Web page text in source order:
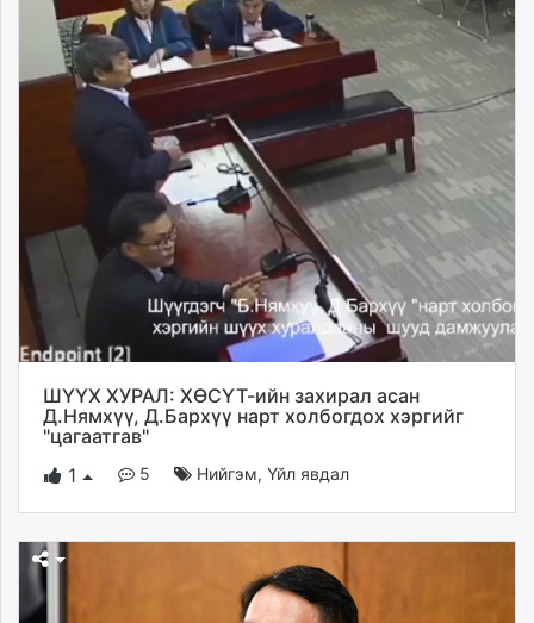
mminfo.mn
ugluu.mn
urlag.mn
unuudur.mn
mglradio.com
fact.mn
itoim.mn
shuum.mn
times.mn
mass.mn
unegui.mn
assa.mn
toim.mn
tac.mn
ШҮҮХ ХУРАЛ: ХӨСҮТ-ийн захирал асан
Д.Нямхүү, Д.Бархүү нарт холбогдох хэргийг
"цагаатгав"
1
5 Нийгэм,Үйл явдал